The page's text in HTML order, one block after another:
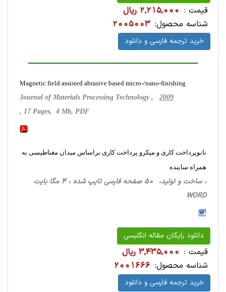
قیمت : 2,215,000 ریال
شناسه محصول: 2005003
خرید ترجمه فارسی و دانلود
Magnetic field assisted abrasive based micro-/nano-finishing
Journal of Materials Processing Technology , 2009
, 17 Pages, 4 Mb, PDF
نانوپرداخت کاری و میکرو پرداخت کاری براساس میدان مغناطیسی به
همراه ساینده
، ساخت‌ و تولید، 50 صفحه فارسی تایپ شده ، 4 مگا بایت
WORD
دانلود رایگان مقاله انگلیسی
قیمت : 3,435,000 ریال
شناسه محصول: 2001666
خرید ترجمه فارسی و دانلود